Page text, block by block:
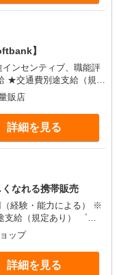
】
ンセンティブ、職能評
★交通費別途支給（規定
頂くと,
週払い
。・゜+゜・。○。・゜
販店
詳細を見る
くなれる携帯販売
（経験・能力による） ※
給（規定あり） ゜
・゜+゜ 入社祝い金10
。○。・゜+゜
ップ
詳細を見る